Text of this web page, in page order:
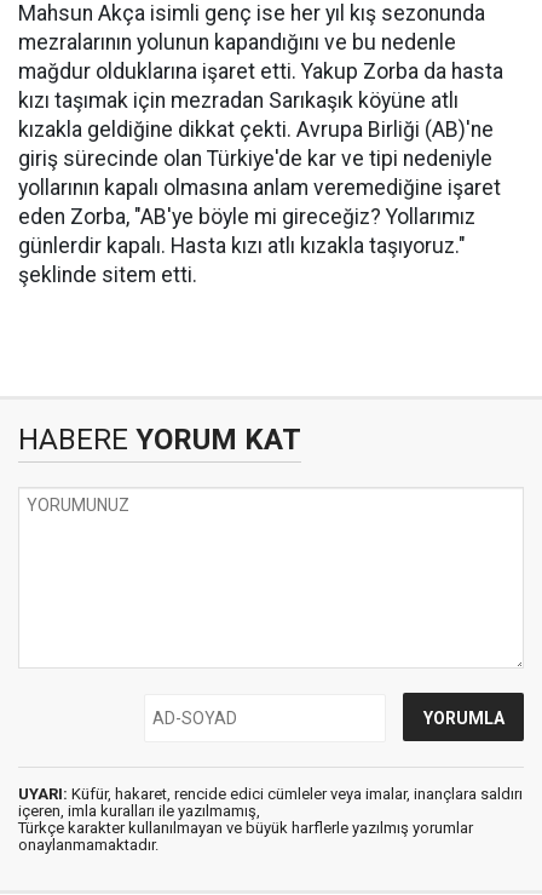
Mahsun Akça isimli genç ise her yıl kış sezonunda
mezralarının yolunun kapandığını ve bu nedenle
mağdur olduklarına işaret etti. Yakup Zorba da hasta
kızı taşımak için mezradan Sarıkaşık köyüne atlı
kızakla geldiğine dikkat çekti. Avrupa Birliği (AB)'ne
giriş sürecinde olan Türkiye'de kar ve tipi nedeniyle
yollarının kapalı olmasına anlam veremediğine işaret
eden Zorba, "AB'ye böyle mi gireceğiz? Yollarımız
günlerdir kapalı. Hasta kızı atlı kızakla taşıyoruz."
şeklinde sitem etti.
HABERE YORUM KAT
UYARI: Küfür, hakaret, rencide edici cümleler veya imalar, inançlara saldırı
içeren, imla kuralları ile yazılmamış,
Türkçe karakter kullanılmayan ve büyük harflerle yazılmış yorumlar
onaylanmamaktadır.